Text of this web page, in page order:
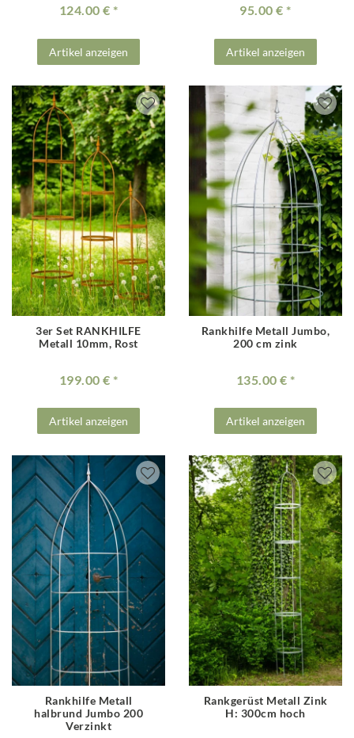
124.00 €
Artikel anzeigen
95.00 €
Artikel anzeigen
3er Set RANKHILFE
Metall 10mm, Rost
199.00 €
Artikel anzeigen
Rankhilfe Metall Jumbo,
200 cm zink
135.00 €
Artikel anzeigen
Rankhilfe Metall
halbrund Jumbo 200
Verzinkt
Rankgerüst Metall Zink
H: 300cm hoch